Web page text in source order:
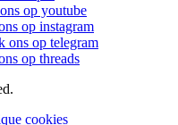
op youtube
op instagram
ons op telegram
op threads
cookies